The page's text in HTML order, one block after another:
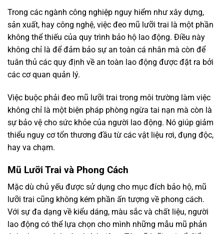
Trong các ngành công nghiệp nguy hiểm như xây dựng,
sản xuất, hay công nghệ, việc đeo mũ lưỡi trai là một phần
không thể thiếu của quy trình bảo hộ lao động. Điều này
không chỉ là để đảm bảo sự an toàn cá nhân mà còn để
tuân thủ các quy định về an toàn lao động được đặt ra bởi
các cơ quan quản lý.
Việc buộc phải đeo mũ lưỡi trai trong môi trường làm việc
không chỉ là một biện pháp phòng ngừa tai nạn mà còn là
sự bảo vệ cho sức khỏe của người lao động. Nó giúp giảm
thiểu nguy cơ tổn thương đầu từ các vật liệu rơi, đụng độc,
hay va chạm.
Mũ Lưỡi Trai và Phong Cách
Mặc dù chủ yếu được sử dụng cho mục đích bảo hộ, mũ
lưỡi trai cũng không kém phần ấn tượng về phong cách.
Với sự đa dạng về kiểu dáng, màu sắc và chất liệu, người
lao động có thể lựa chọn cho mình những mẫu mũ phản